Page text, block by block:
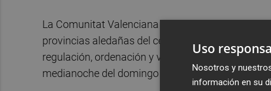
La Comunitat Valenciana es destinataria de
provincias aledañas del centro de la península.
regulación, ordenación y vigilancia del tráfico se
medianoche del domingo 8, explica Delegación
Uso
Nosotros y
información en su